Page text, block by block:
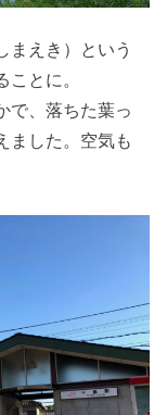
まえき）という
とに。
で、落ちた葉っ
ました。空気も